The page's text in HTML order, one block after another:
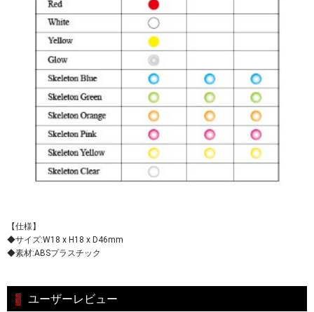
【仕様】
◆サイズ:W18 x H18 x D46mm
◆素材:ABSプラスチック
ユーザーレビュー